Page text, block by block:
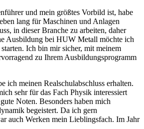
und mein größtes Vorbild ist, habe
lang für Maschinen und Anlagen
in dieser Branche zu arbeiten, daher
Ausbildung bei HUW Metall möchte ich
Ich bin mir sicher, mit meinem
zu Ihrem Ausbildungsprogramm
ich meinen Realschulabschluss erhalten.
sehr für das Fach Physik interessiert
Noten. Besonders haben mich
begeistert. Da ich gern
auch Werken mein Lieblingsfach. Im Jahr